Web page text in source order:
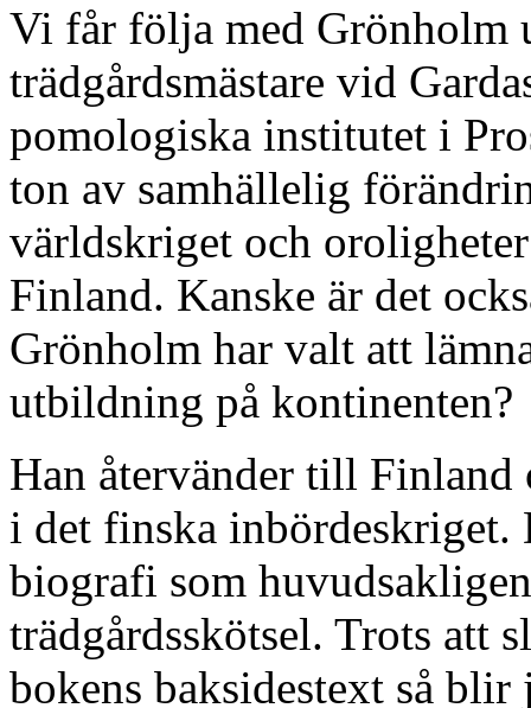
Vi får följa med Grönholm
trädgårdsmästare vid
pomologiska institutet i
ton av samhällelig
världskriget och
Finland. Kanske är det
Grönholm har valt att
utbildning på kontinenten?
Han återvänder till Finland
i det finska inbördeskriget.
biografi som
trädgårdsskötsel. Trots att
bokens baksidestext så